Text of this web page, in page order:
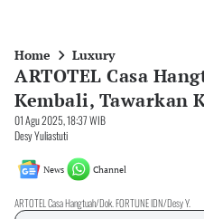
Home Luxury
ARTOTEL Casa
Kembali, Tawarkan
01 Agu 2025, 18:37 WIB
Desy Yuliastuti
News Channel
ARTOTEL Casa Hangtuah/Dok. FORTUNE IDN/Desy Y.